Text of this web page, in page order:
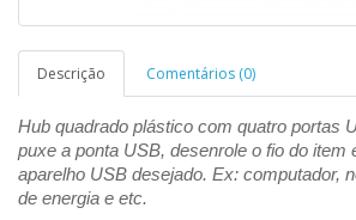
Descrição Comentários (0)
Hub quadrado plástico com quatro portas
puxe a ponta USB, desenrole o fio do item
aparelho USB desejado. Ex: computador,
de energia e etc.